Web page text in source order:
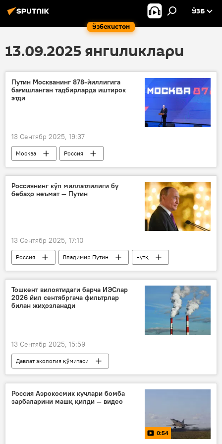
Ўзбекистон
ЎЗБ
13.09.2025 янгиликлари
Путин Москванинг 878-йиллигига
бағишланган тадбирларда иштирок
этди
13 Сентябр 2025, 19:37
Москва
Россия
Владимир Путин
табрик
Россиянинг кўп миллатлилиги бу
бебаҳо неъмат — Путин
13 Сентябр 2025, 17:10
Россия Владимир Путин
нутқ
нутқ сўзлади
Санкт-Петербург
форум
Маданият
Тошкент вилоятидаги барча ИЭСлар
2026 йил сентябргача фильтрлар
билан жиҳозланади
13 Сентябр 2025, 15:59
Давлат экология қўмитаси
кўмир маҳсулоти
Россия Аэрокосмик кучлари бомба
зарбаларини машқ қилди — видео
0:54